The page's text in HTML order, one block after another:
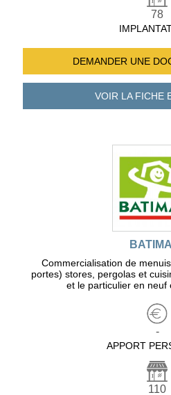
78
DEMANDER UNE
VOIR LA FICHE
Commercialisation de
portes) stores, pergolas et
et le particulier en neuf
-
APPORT
110